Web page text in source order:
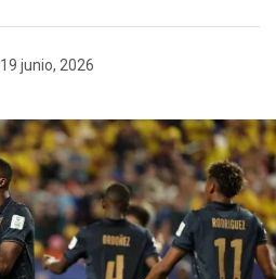
19 junio, 2026